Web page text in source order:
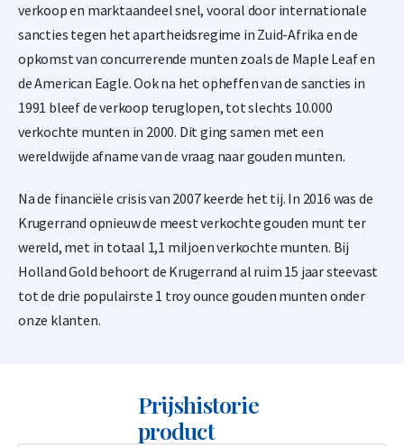
springbok, het nationale symbool van het land, samen met
het jaartal en het gewicht van 1/2 troy ounce fijngoud. De
munt heeft een gekartelde rand. Het portret van Paul Kruger
is ontworpen door Otto Schulz, terwijl de keerzijde met de
springbok is ontworpen door Coert Steynberg.
Prijs en Verkoopwaarde
Wilt u uwgouden munten verkopen? Holland Gold biedt een
terugkoopgarantie op deze munt. Ook munten die u niet bij
ons hebt gekocht, kopen wij in. Op onze website onder het
kopje ‘verkopen aan ons’ kunt u zien wat wij voor de munt
betalen.
verkoop en marktaandeel snel, vooral door internationale
sancties tegen het apartheidsregime in Zuid-Afrika en de
opkomst van concurrerende munten zoals de Maple Leaf en
de American Eagle. Ook na het opheffen van de sancties in
1991 bleef de verkoop teruglopen, tot slechts 10.000
verkochte munten in 2000. Dit ging samen met een
wereldwijde afname van de vraag naar gouden munten.
Na de financiële crisis van 2007 keerde het tij. In 2016 was de
Krugerrand opnieuw de meest verkochte gouden munt ter
wereld, met in totaal 1,1 miljoen verkochte munten. Bij
Holland Gold behoort de Krugerrand al ruim 15 jaar steevast
tot de drie populairste 1 troy ounce gouden munten onder
onze klanten.
Prijshistorie
product